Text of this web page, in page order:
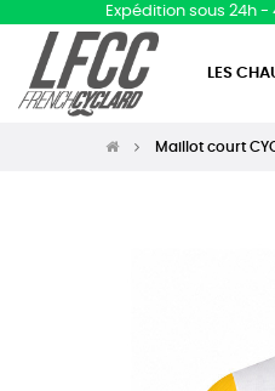
Expédition sous 24h -
LES
Maillot court